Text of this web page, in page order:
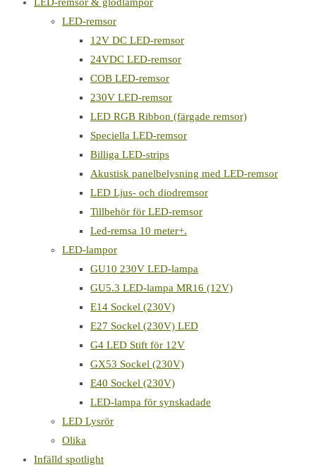
LED-remsor
12V DC LED-remsor
24VDC LED-remsor
COB LED-remsor
230V LED-remsor
LED RGB Ribbon (färgade remsor)
Speciella LED-remsor
Billiga LED-strips
Akustisk panelbelysning med LED-remsor
LED Ljus- och diodremsor
Tillbehör för LED-remsor
Led-remsa 10 meter+.
LED-lampor
GU10 230V LED-lampa
GU5.3 LED-lampa MR16 (12V)
E14 Sockel (230V)
E27 Sockel (230V) LED
G4 LED Stift för 12V
GX53 Sockel (230V)
E40 Sockel (230V)
LED-lampa för synskadade
LED Lysrör
Olika
Infälld spotlight